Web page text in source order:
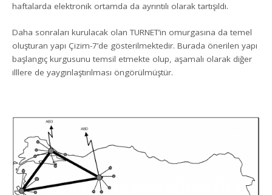
haftalarda elektronik ortamda da ayrıntılı olarak tartışıldı.
Daha sonraları kurulacak olan TURNET’in omurgasına da temel
oluşturan yapı Çizim-7’de gösterilmektedir. Burada önerilen yapı
başlangıç kurgusunu temsil etmekte olup, aşamalı olarak diğer
illlere de yaygınlaştırılması öngörülmüştür.